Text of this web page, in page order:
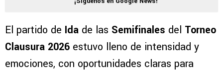
El partido de Ida de las Semifinales del Torneo
Clausura 2026 estuvo lleno de intensidad y
emociones, con oportunidades claras para